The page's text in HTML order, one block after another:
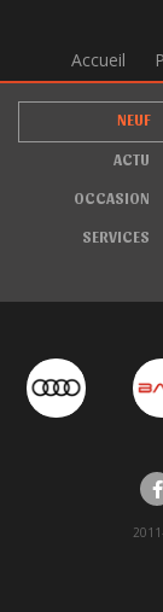
Accueil
NEUF
ACTU
OCCASION
SERVICES